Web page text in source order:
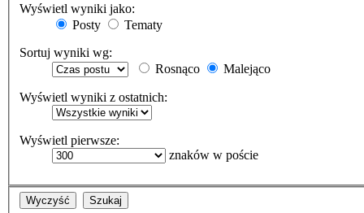
Wyświetl wyniki jako:
Posty
Tematy
Sortuj wyniki wg:
Rosnąco
Malejąco
Wyświetl wyniki z ostatnich:
Wyświetl pierwsze:
znaków w poście